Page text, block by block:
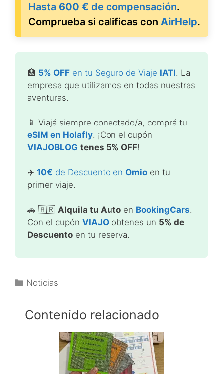
Hasta 600 € de compensación.
Comprueba si calificas con AirHelp.
🏥 5% OFF en tu Seguro de Viaje IATI. La
empresa que utilizamos en todas nuestras
aventuras.
📱 Viajá siempre conectado/a, comprá tu
eSIM en Holafly. ¡Con el cupón
VIAJOBLOG tenes 5% OFF!
✈️ 10€ de Descuento en Omio en tu
primer viaje.
🚗 🇦🇷 Alquila tu Auto en BookingCars.
Con el cupón VIAJO obtenes un 5% de
Descuento en tu reserva.
Categorías
Noticias
Contenido relacionado